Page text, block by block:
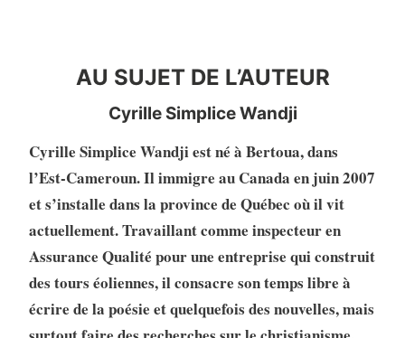
AU SUJET DE L’AUTEUR
Cyrille Simplice Wandji
Cyrille Simplice Wandji est né à Bertoua, dans
l’Est-Cameroun. Il immigre au Canada en juin 2007
et s’installe dans la province de Québec où il vit
actuellement. Travaillant comme inspecteur en
Assurance Qualité pour une entreprise qui construit
des tours éoliennes, il consacre son temps libre à
écrire de la poésie et quelquefois des nouvelles, mais